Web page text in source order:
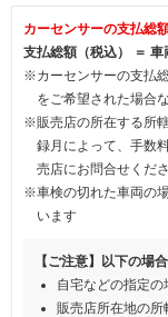
カーセンサーの支払総
支払総額（税込） ＝
※カーセンサーの支払
をご希望された場合
※販売店の所在する所
録月によって、手数
売店にお問合せくだ
※車検の切れた車両の
います
【ご注意】以下の場
自宅などの指定
販売店所在地の所